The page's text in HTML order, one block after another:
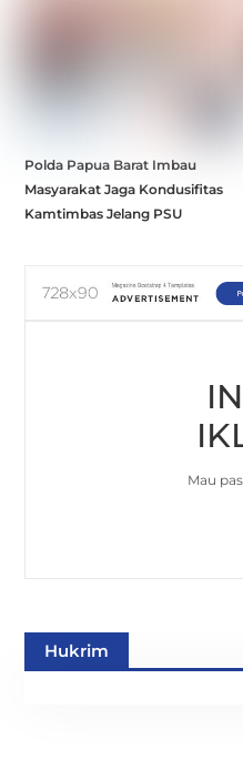
Polda Papua Barat Imbau
Masyarakat Jaga Kondusifitas
Kamtimbas Jelang PSU
Mau
Hukrim